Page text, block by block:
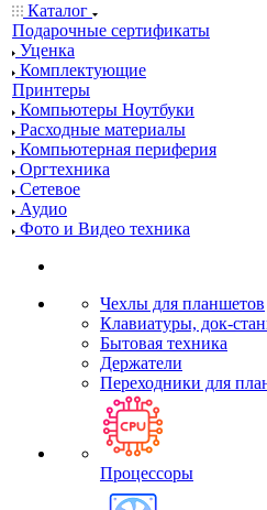
Каталог
Подарочные сертификаты
Уценка
Комплектующие
Принтеры
Компьютеры Ноутбуки
Расходные материалы
Компьютерная периферия
Оргтехника
Сетевое
Аудио
Фото и Видео техника
Чехлы для планшетов
Клавиатуры, док-
Бытовая техника
Держатели
Переходники для
Процессоры